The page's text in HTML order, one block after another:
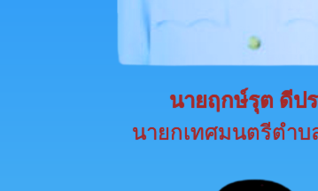
นายฤกษ์รุต ดีป
นายกเทศมนตรีตำ